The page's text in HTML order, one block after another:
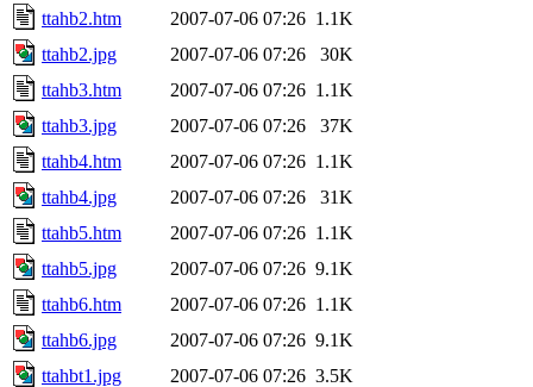
ttahb2.htm
2007-07-06 07:26 1.1K
ttahb2.jpg
2007-07-06 07:26
30K
ttahb3.htm
2007-07-06 07:26 1.1K
ttahb3.jpg
2007-07-06 07:26
37K
ttahb4.htm
2007-07-06 07:26 1.1K
ttahb4.jpg
2007-07-06 07:26
31K
ttahb5.htm
2007-07-06 07:26 1.1K
ttahb5.jpg
2007-07-06 07:26 9.1K
ttahb6.htm
2007-07-06 07:26 1.1K
ttahb6.jpg
2007-07-06 07:26 9.1K
ttahbt1.jpg
2007-07-06 07:26 3.5K